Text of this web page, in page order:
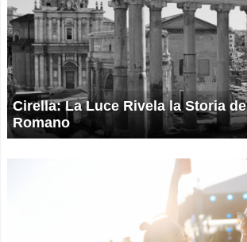
Cirella: La Luce Rivela la Storia
Romano